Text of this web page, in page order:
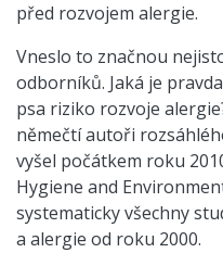
před rozvojem alergie.
Vneslo to značnou
odborníků. Jaká je
psa riziko rozvoje
němečtí autoři
vyšel počátkem roku
Hygiene and
systematicky všechny
a alergie od roku 2000.